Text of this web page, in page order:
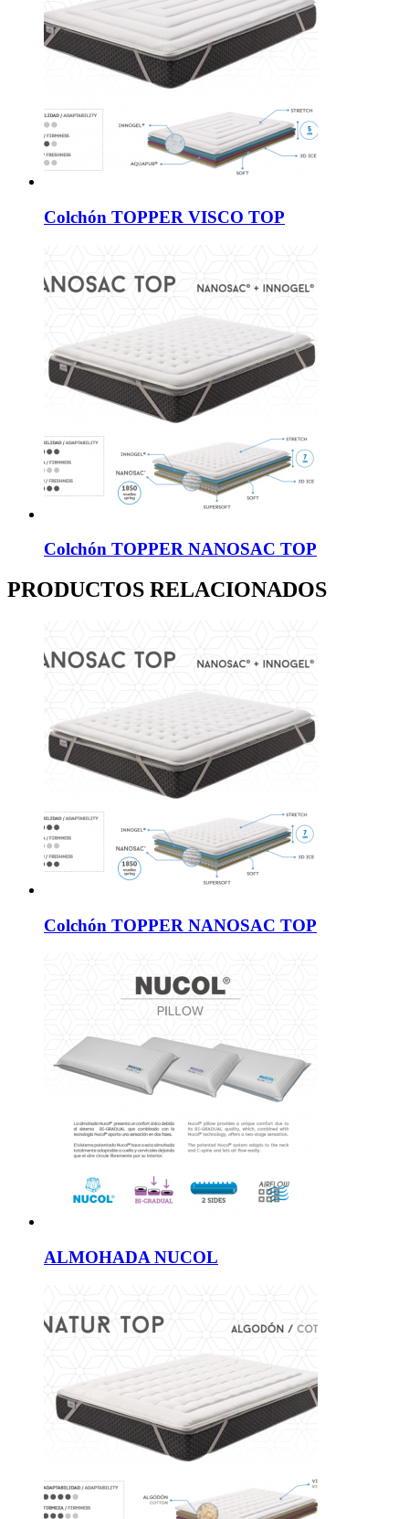
Colchón TOPPER VISCO TOP
Colchón TOPPER NANOSAC TOP
PRODUCTOS RELACIONADOS
Colchón TOPPER NANOSAC TOP
ALMOHADA NUCOL